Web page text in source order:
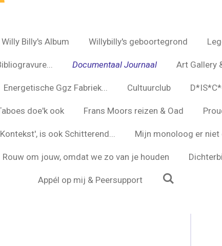
Willy Billy's Album Willybilly's geboortegrond
Documentaal Journaal Art Gallery
Energetische Ggz Fabriek... Cultuurclub
doe'k ook Frans Moors reizen & Oad
is ook Schitterend... Mijn monoloog er niet
Rouw om jouw, omdat we zo van je houden
Appél op mij & Peersupport